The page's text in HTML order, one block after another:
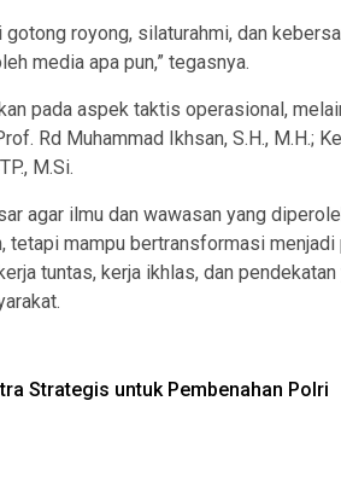
royong, silaturahmi, dan
media apa pun,” tegasnya.
pada aspek taktis operasional,
Rd Muhammad Ikhsan, S.H.,
M.Si.
agar ilmu dan wawasan yang
tetapi mampu bertransformasi
tuntas, kerja ikhlas, dan
Strategis untuk Pembenahan Polri